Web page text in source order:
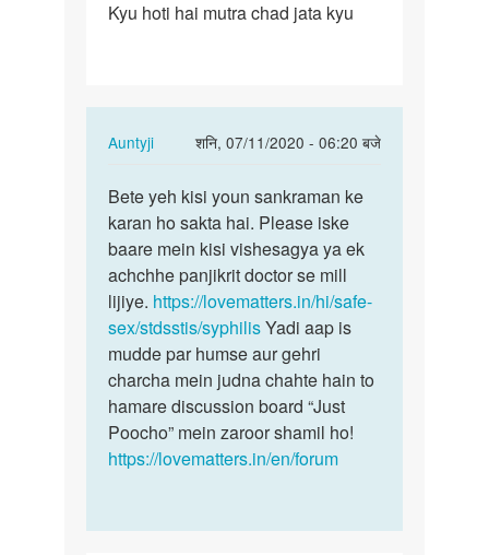
uttejna
Kyu hoti hai mutra chad jata kyu
Auntyji
शनि, 07/11/2020 - 06:20 बजे
In
to
Ling
uttejna
ke
badh
ling…
by
M.s
Bete
yeh
kisi
youn
sankraman…
Bete yeh kisi youn sankraman ke
karan ho sakta hai. Please iske
baare mein kisi vishesagya ya ek
achchhe panjikrit doctor se mill
lijiye. https://lovematters.in/hi/safe-
sex/stdsstis/syphilisYadi aap is
mudde par humse aur gehri
charcha mein judna chahte hain to
hamare discussion board “Just
Poocho” mein zaroor shamil ho!
https://lovematters.in/en/forum